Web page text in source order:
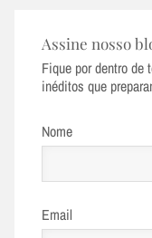
Assine nosso
Fique por dentro de
inéditos que
Nome
Email